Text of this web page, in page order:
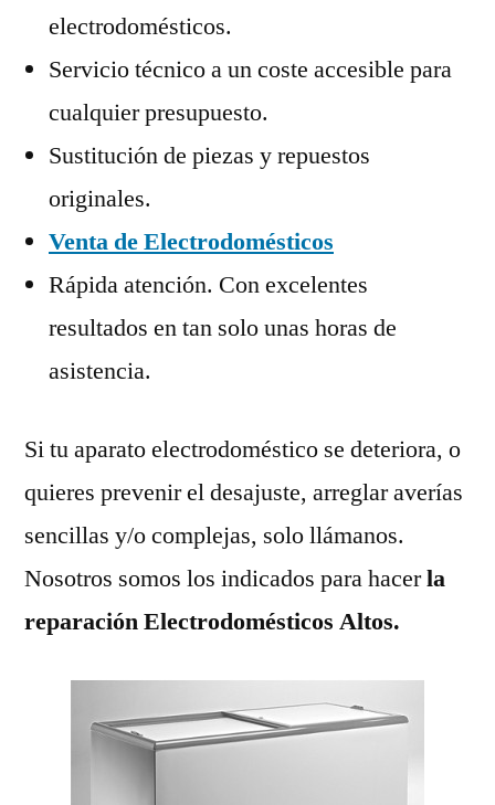
electrodomésticos.
Servicio técnico a un coste accesible para
cualquier presupuesto.
Sustitución de piezas y repuestos
originales.
Venta de Electrodomésticos
Rápida atención. Con excelentes
resultados en tan solo unas horas de
asistencia.
Si tu aparato electrodoméstico se deteriora, o
quieres prevenir el desajuste, arreglar averías
sencillas y/o complejas, solo llámanos.
Nosotros somos los indicados para hacerla
reparación Electrodomésticos Altos.